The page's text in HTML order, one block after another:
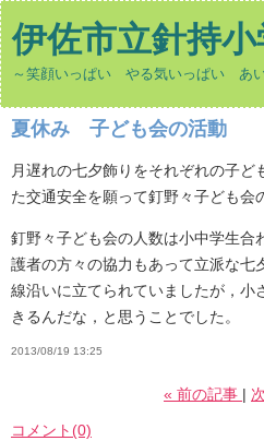
伊佐市立針持
～笑顔いっぱい やる気いっぱい あ
夏休み 子ども会の活動
月遅れの七夕飾りをそれぞれの子ど
た交通安全を願って釘野々子ども会
釘野々子ども会の人数は小中学生合
護者の方々の協力もあって立派な七
線沿いに立てられていましたが，小
きるんだな，と思うことでした。
2013/08/19 13:25
« 前の記事
コメント(0)